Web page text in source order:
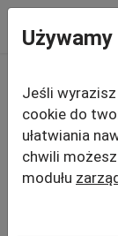
7
Jeśli
cookie do
ułatwiania
chwili
modułu